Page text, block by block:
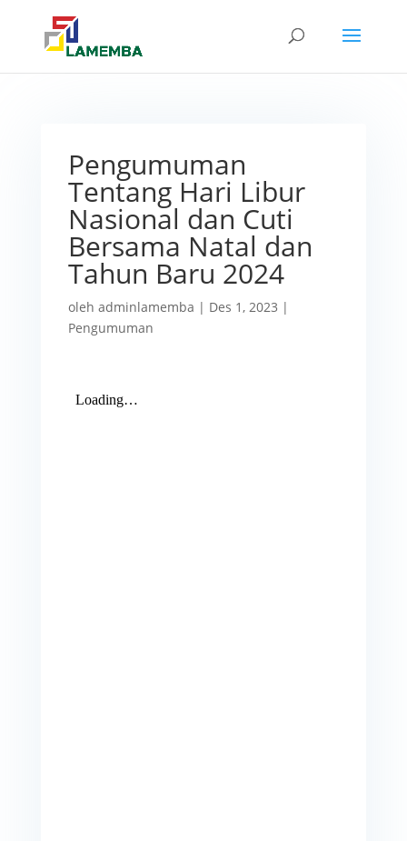
Pengumuman
Tentang Hari Libur
Nasional dan Cuti
Bersama Natal dan
Tahun Baru 2024
oleh adminlamemba | Des 1, 2023 |
Pengumuman